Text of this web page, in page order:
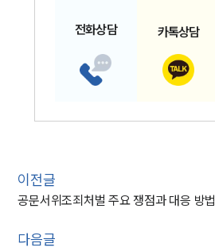
전화상담 카톡상담
이전글
공문서위조죄처벌 주요 쟁점과 대응 방법
다음글